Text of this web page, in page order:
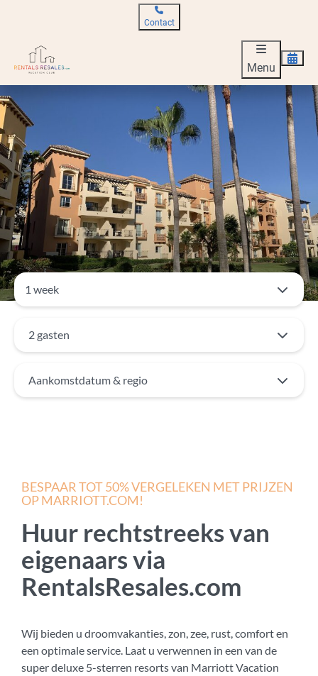
Contact
Menu
2 gasten
Aankomstdatum & regio
BESPAAR TOT 50% VERGELEKEN MET PRIJZEN
OP MARRIOTT.COM!
Huur rechtstreeks van
eigenaars via
RentalsResales.com
Wij bieden u droomvakanties, zon, zee, rust, comfort en
een optimale service. Laat u verwennen in een van de
super deluxe 5-sterren resorts van Marriott Vacation